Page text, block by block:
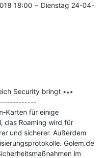
18:00 − Dienstag 24-04-
Security bringt ∗∗∗
Karten für einige
das Roaming wird für
und sicherer. Außerdem
Golem.de
im